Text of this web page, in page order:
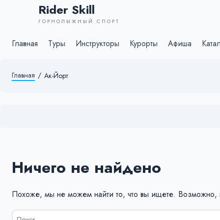
Rider Skill
ГОРНОЛЫЖНЫЙ СПОРТ
Главная Туры Инструкторы Курорты Афиша
Главная / Ак-Йорт
Ничего не найдено
Похоже, мы не можем найти то, что вы ищете. Возможно,
Результаты